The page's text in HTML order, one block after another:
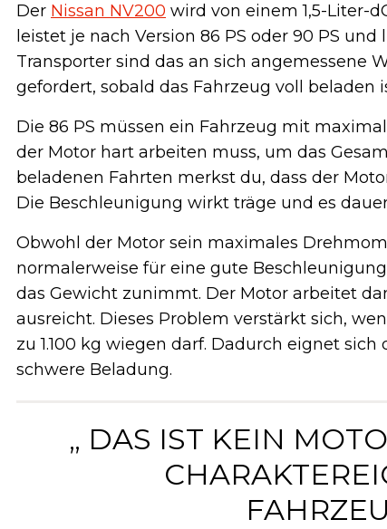
Der Nissan NV200 wird von einem 1,5-Liter-
leistet je nach Version 86 PS oder 90 PS
Transporter sind das an sich angemessene
gefordert, sobald das Fahrzeug voll beladen
Die 86 PS müssen ein Fahrzeug mit
der Motor hart arbeiten muss, um das
beladenen Fahrten merkst du, dass der
Die Beschleunigung wirkt träge und es
Obwohl der Motor sein maximales
normalerweise für eine gute
das Gewicht zunimmt. Der Motor arbeitet
ausreicht. Dieses Problem verstärkt sich,
zu 1.100 kg wiegen darf. Dadurch eignet
schwere Beladung.
„ DAS IST KEIN